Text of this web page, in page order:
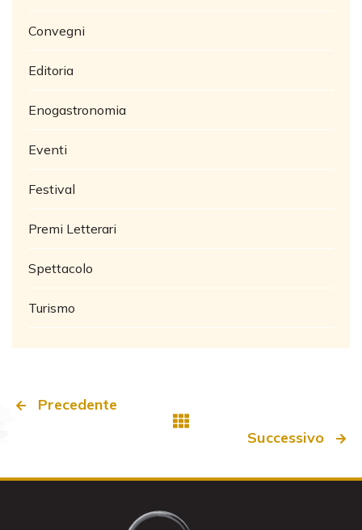
Convegni
Editoria
Enogastronomia
Eventi
Festival
Premi Letterari
Spettacolo
Turismo
Precedente
Successivo